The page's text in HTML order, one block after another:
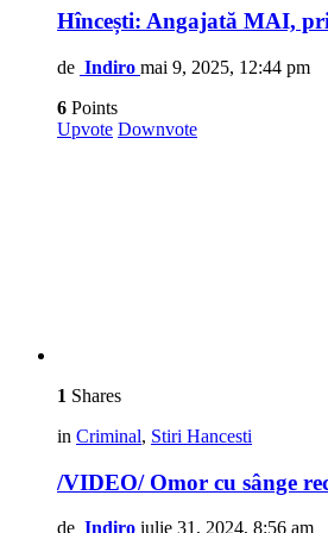
Hîncești: Angajată MAI,
de Indiro mai 9, 2025, 12:44 pm
6 Points
Upvote Downvote
1 Shares
in Criminal, Stiri Hancesti
/VIDEO/ Omor cu sânge
de Indiro iulie 31, 2024, 8:56 am